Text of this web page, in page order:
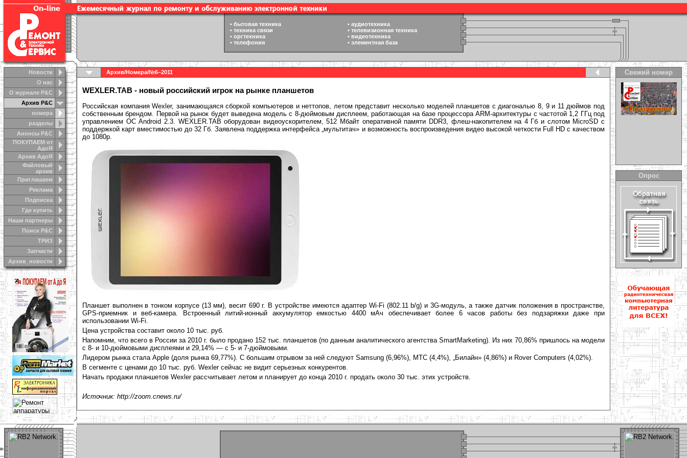
Новости
О нас
О журнале Р&С
Архив Р&С
номера
разделы
Анонсы Р&C
ПОКУПАЕМ от
АдоЯ
Архив АдоЯ
Файловый
архив
Приглашаем
Реклама
Подписка
Где купить
Наши партнеры
Поиск Р&С
ТРИЗ
Запчасти
Архив_новости
• бытовая техника • аудиотехника
• техника связи • телевизионная техника
• оргтехника • видеотехника
• телефония • элементная база
Архив/Номера/№6–2011
WEXLER.TAB - новый российский игрок на рынке планшетов
Российская компания Wexler, занимающаяся сборкой компьютеров и неттопов, летом представит несколько моделей планшетов с диагональю 8, 9 и 11 дюймов под
собственным брендом. Первой на рынок будет выведена модель с 8-дюймовым дисплеем, работающая на базе процессора ARM-архитектуры с частотой 1,2 ГГц под
управлением ОС Android 2.3. WEXLER.TAB оборудован видеоускорителем, 512 Мбайт оперативной памяти DDR3, флеш-накопителем на 4 Гб и слотом MicroSD с
поддержкой карт вместимостью до 32 Гб. Заявлена поддержка интерфейса „мультитач» и возможность воспроизведения видео высокой четкости Full HD с качеством
до 1080p.
Планшет выполнен в тонком корпусе (13 мм), весит 690 г. В устройстве имеются адаптер Wi-Fi (802.11 b/g) и 3G-модуль, а также датчик положения в пространстве,
GPS-приемник и веб-камера. Встроенный литий-ионный аккумулятор емкостью 4400 мАч обеспечивает более 6 часов работы без подзаряжки даже при
использовании Wi-Fi.
Цена устройства составит около 10 тыс. руб.
Напомним, что всего в России за 2010 г. было продано 152 тыс. планшетов (по данным аналитического агентства SmartMarketing). Из них 70,86% пришлось на модели
с 8- и 10-дюймовыми дисплеями и 29,14% — с 5- и 7-дюймовыми.
Лидером рынка стала Apple (доля рынка 69,77%). С большим отрывом за ней следуют Samsung (6,96%), МТС (4,4%), „Билайн» (4,86%) и Rover Computers (4,02%).
В сегменте с ценами до 10 тыс. руб. Wexler сейчас не видит серьезных конкурентов.
Начать продажи планшетов Wexler рассчитывает летом и планирует до конца 2010 г. продать около 30 тыс. этих устройств.
Источник: http://zoom.cnews.ru/
Свежий номер
Опрос